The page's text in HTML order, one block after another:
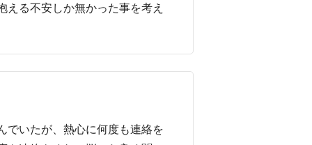
る不安しか無かった事を考え
でいたが、熱心に何度も連絡を